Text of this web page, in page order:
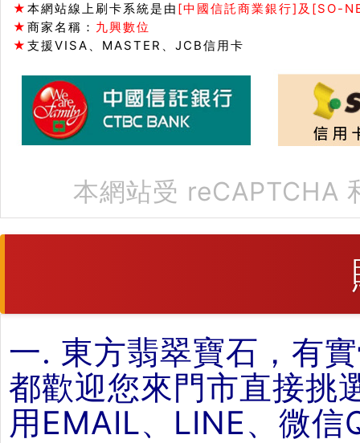
★ 本網站線上刷卡系統是由 [中國信託商業銀行]及[SO-
★ 商家名稱： 九興數位
★ 支援VISA、MASTER、JCB信用卡
本網站受 reCAPTCHA
一. 東方翡翠寶石，有
都歡迎您來門市直接挑
用EMAIL、LINE、微信